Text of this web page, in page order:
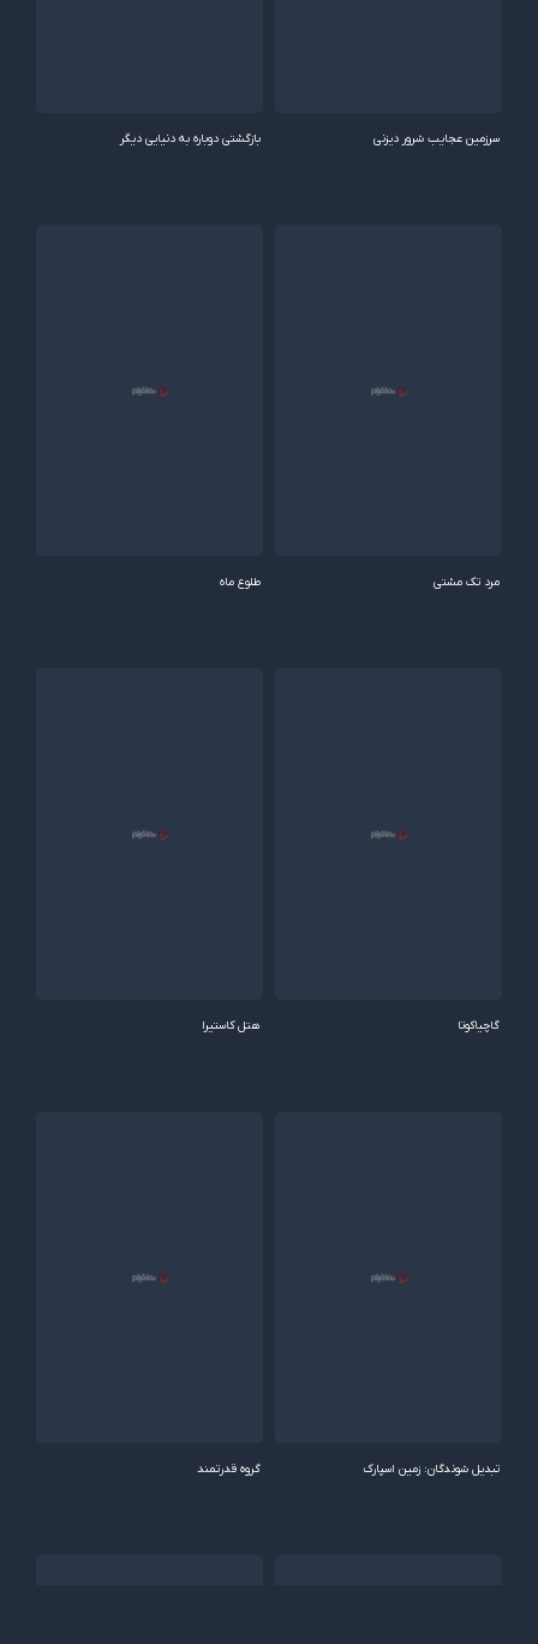
سرزمین عجایب شرور دیزنی بازگشتی دوباره به دنیایی دیگر
مرد تک مشتی طلوع ماه
گاچیاکوتا هتل کاستیرا
تبدیل شوندگان: زمین اسپارک گروه قدرتمند